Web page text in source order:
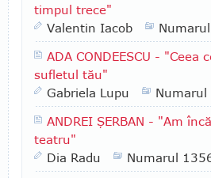
timpul trece"
Valentin Iacob
ADA CONDEESCU -
sufletul tău"
Gabriela Lupu
ANDREI ŞERBAN - "Am
teatru"
Dia Radu
Numarul